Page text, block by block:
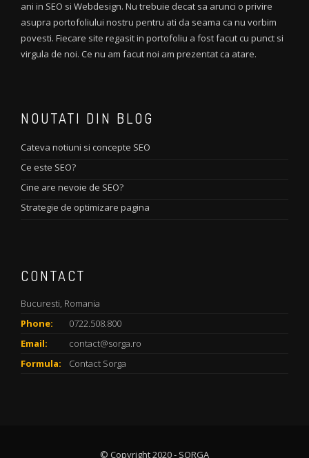
ani in SEO si Webdesign. Nu trebuie decat sa arunci o privire
asupra portofoliului nostru pentru ati da seama ca nu vorbim
povesti. Fiecare site regasit in portofoliu a fost facut cu punct si
virgula de noi. Ce nu am facut noi am prezentat ca atare.
NOUTATI DIN BLOG
Cateva notiuni si concepte SEO
Ce este SEO?
Cine are nevoie de SEO?
Strategie de optimizare pagina
CONTACT
Bucuresti, Romania
Phone:
0722.508.800
Email:
contact@sorga.ro
Formula:
Contact Sorga
© Copyright 2020 - SORGA